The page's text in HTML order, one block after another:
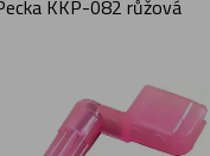
KKP-082 růžová